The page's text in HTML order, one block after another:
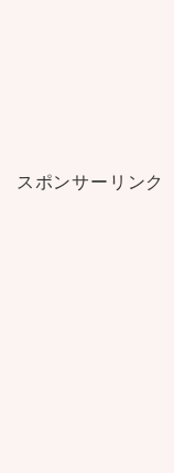
スポンサーリンク